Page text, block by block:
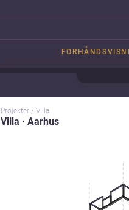
Projekter / Villa
Villa · Aarhus